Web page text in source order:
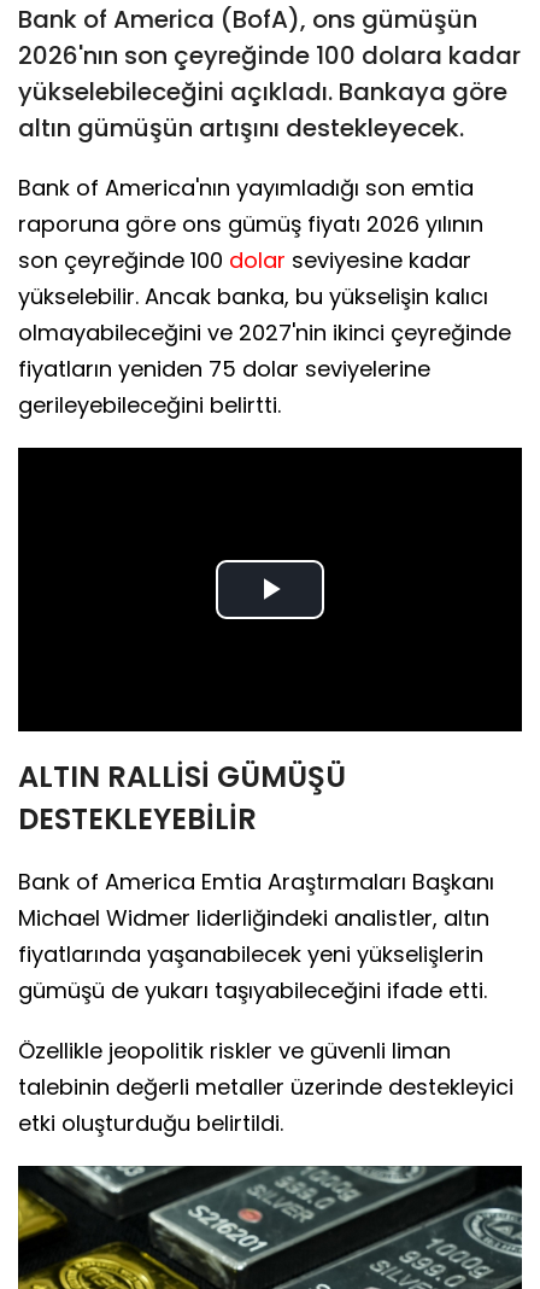
Bank of America (BofA), ons gümüşün
2026'nın son çeyreğinde 100 dolara kadar
yükselebileceğini açıkladı. Bankaya göre
altın gümüşün artışını destekleyecek.
Bank of America'nın yayımladığı son emtia
raporuna göre ons gümüş fiyatı 2026 yılının
son çeyreğinde 100 dolar seviyesine kadar
yükselebilir. Ancak banka, bu yükselişin kalıcı
olmayabileceğini ve 2027'nin ikinci çeyreğinde
fiyatların yeniden 75 dolar seviyelerine
gerileyebileceğini belirtti.
Play
ALTIN RALLİSİ GÜMÜŞÜ
DESTEKLEYEBİLİR
Bank of America Emtia Araştırmaları Başkanı
Michael Widmer liderliğindeki analistler, altın
fiyatlarında yaşanabilecek yeni yükselişlerin
gümüşü de yukarı taşıyabileceğini ifade etti.
Özellikle jeopolitik riskler ve güvenli liman
talebinin değerli metaller üzerinde destekleyici
etki oluşturduğu belirtildi.